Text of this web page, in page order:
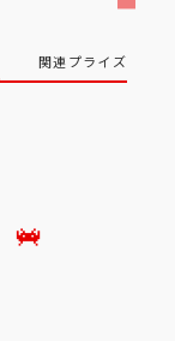
関連プライズ